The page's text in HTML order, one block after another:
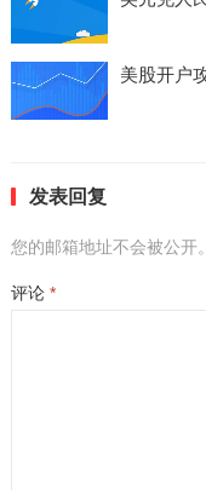
美股开户
发表回复
您的邮箱地址不会被公开。
评论 *